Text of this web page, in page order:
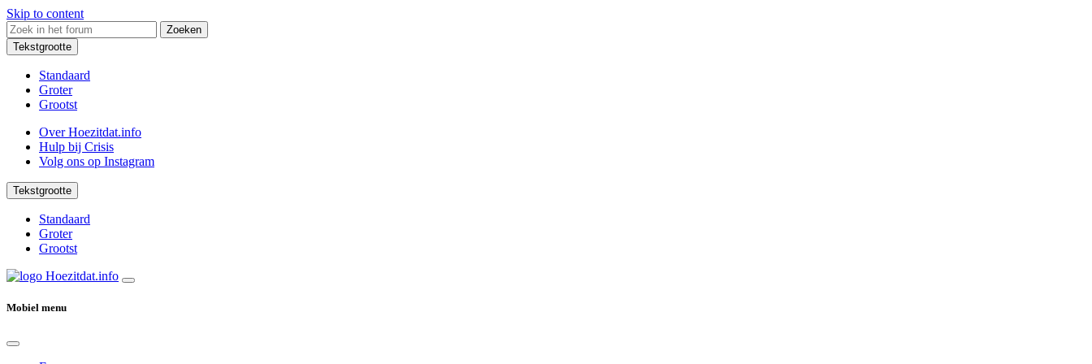
Skip to content
Zoeken
Tekstgrootte
Standaard
Groter
Grootst
Over Hoezitdat.info
Hulp bij Crisis
Volg ons op Instagram
Tekstgrootte
Standaard
Groter
Grootst
Mobiel menu